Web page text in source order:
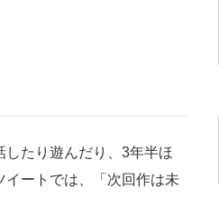
たり遊んだり、3年半ほ
ートでは、「次回作は未